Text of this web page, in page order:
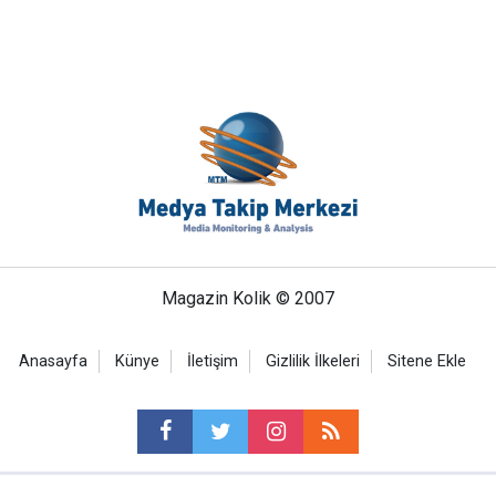
Magazin Kolik © 2007
Anasayfa Künye İletişim Gizlilik İlkeleri Sitene Ekle